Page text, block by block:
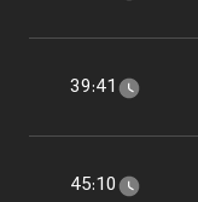
39:41
45:10